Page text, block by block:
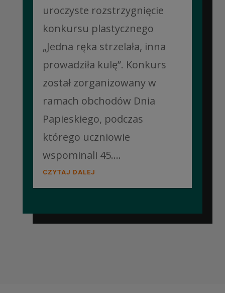
uroczyste rozstrzygnięcie
konkursu plastycznego
„Jedna ręka strzelała, inna
prowadziła kulę”. Konkurs
został zorganizowany w
ramach obchodów Dnia
Papieskiego, podczas
którego uczniowie
wspominali 45....
CZYTAJ DALEJ